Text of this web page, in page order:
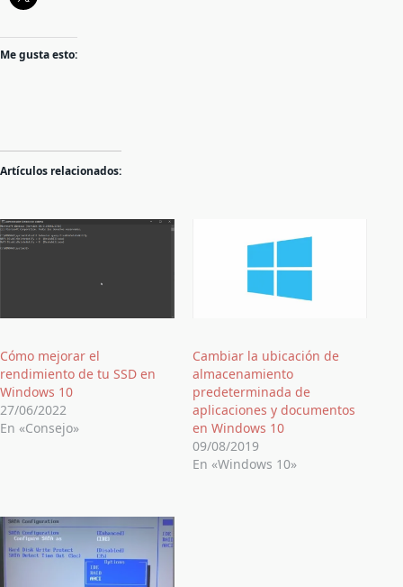
Me gusta esto:
Artículos relacionados:
Cómo mejorar el
rendimiento de tu SSD en
Windows 10
27/06/2022
En «Consejo»
Cambiar la ubicación de
almacenamiento
predeterminada de
aplicaciones y documentos
en Windows 10
09/08/2019
En «Windows 10»